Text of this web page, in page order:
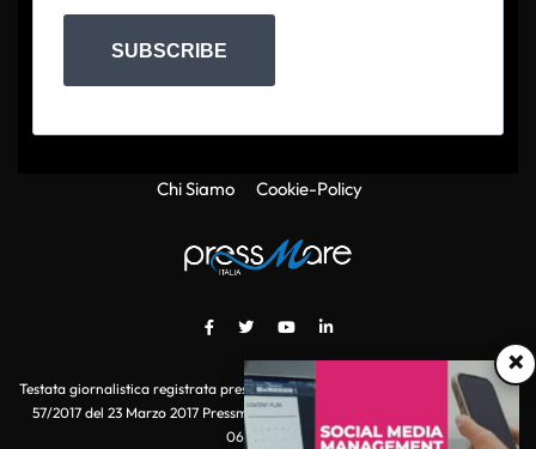
×
SUBSCRIBE
Chi Siamo Cookie-Policy
Testata giornalistica registrata presso il Tribunale di Roma con autorizzazione
57/2017 del 23 Marzo 2017 Pressmare.it è un marchio di S.P.E.N. Srl - P.IVA
06511641000